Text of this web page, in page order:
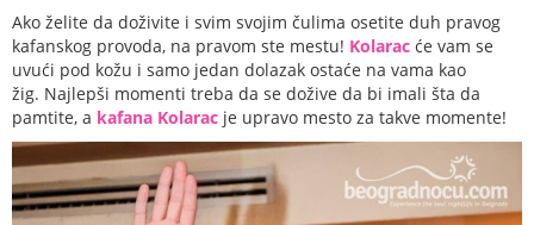
Ako želite da doživite i svim svojim čulima osetite duh pravog
kafanskog provoda, na pravom ste mestu! Kolarac će vam se
uvući pod kožu i samo jedan dolazak ostaće na vama kao
žig. Najlepši momenti treba da se dožive da bi imali šta da
pamtite, a kafana Kolarac je upravo mesto za takve momente!